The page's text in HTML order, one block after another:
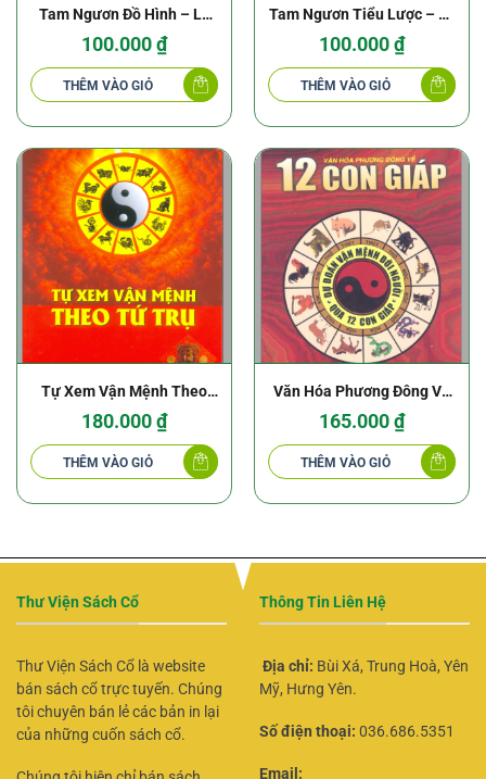
Tam Ngươn Đồ Hình – Lê
Văn Nhàn – NXB Xuân Thu
1956
100.000₫
THÊM VÀO GIỎ
Tam Ngươn Tiểu Lược – Lê
Văn Nhàn
100.000₫
THÊM VÀO GIỎ
Tự Xem Vận Mệnh Theo
Tứ Trụ
180.000₫
THÊM VÀO GIỎ
Văn Hóa Phương Đông Về
12 Con Giáp
165.000₫
THÊM VÀO GIỎ
Thư Viện Sách Cổ
Thư Viện Sách Cổ là website
bán sách cổ trực tuyến. Chúng
tôi chuyên bán lẻ các bản in lại
của những cuốn sách cổ.
Thông Tin Liên Hệ
Địa chỉ: Bùi Xá, Trung Hoà, Yên
Mỹ, Hưng Yên.
Số điện thoại: 036.686.5351
Email: